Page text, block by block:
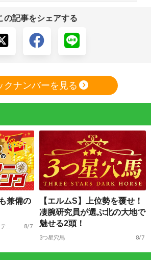
の記事をシェアする
クナンバーを見る
兼備の
水上学の血統トレジャーハンティング 8/7
【エルムS】上位勢を覆せ！
凄腕研究員が選ぶ北の大地で
魅せる2頭！
3つ星穴馬 8/7